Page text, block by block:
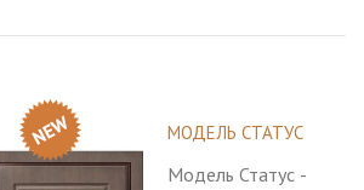
МОДЕЛЬ СТАТУС
Модель Статус -